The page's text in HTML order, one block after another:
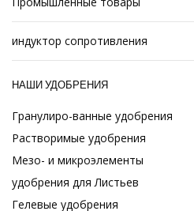
индуктор сопротивления
НАШИ УДОБРЕНИЯ
Гранулиро-ванные удобрения
Растворимые удобрения
Мезо- и микроэлементы
удобрения для Листьев
Гелевые удобрения